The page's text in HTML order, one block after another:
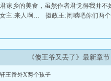
家乡的美食，虽然作者君觉得我
:来人啊… 摄政王:闭嘴吧你们两个
《傻王爷又丢了》最新章节
王番外X两个孩子